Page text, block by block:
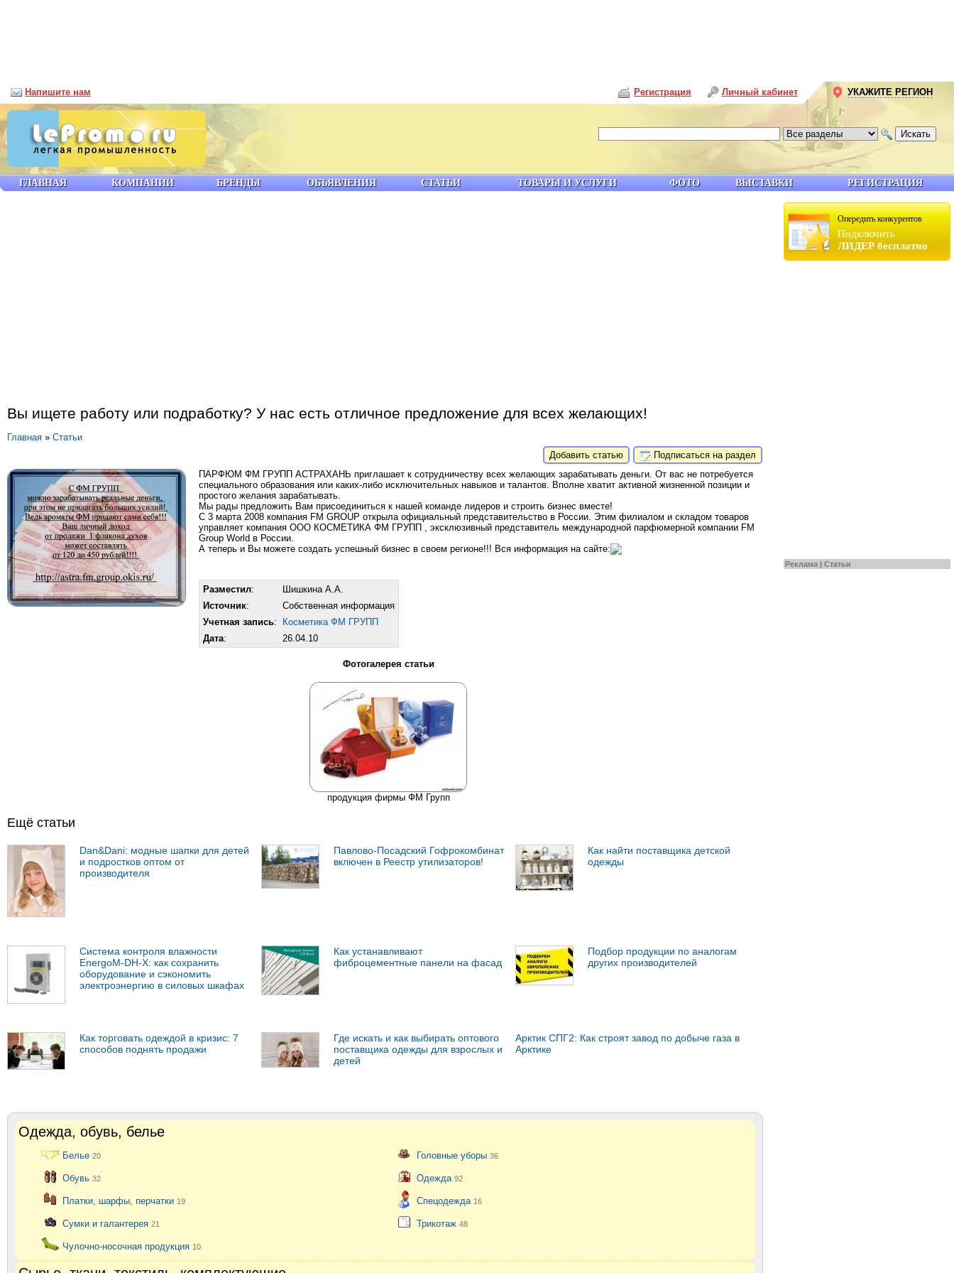
Опередить конкурентов
Подключить
ЛИДЕР бесплатно
Реклама | Статьи
Вы ищете работу или подработку? У нас есть отличное предложение для всех желающих!
Главная » Статьи
Добавить статью
Подписаться на раздел
ПАРФЮМ ФМ ГРУПП АСТРАХАНЬ приглашает к сотрудничеству всех желающих зарабатывать деньги. От вас не потребуется
специального образования или каких-либо исключительных навыков и талантов. Вполне хватит активной жизненной позиции и
простого желания зарабатывать.
Мы рады предложить Вам присоединиться к нашей команде лидеров и строить бизнес вместе!
С 3 марта 2008 компания FM GROUP открыла официальный представительство в России. Этим филиалом и складом товаров
управляет компания ООО КОСМЕТИКА ФМ ГРУПП , эксклюзивный представитель международной парфюмерной компании FM
Group World в России.
А теперь и Вы можете создать успешный бизнес в своем регионе!!! Вся информация на сайте:
Разместил:
Шишкина А.А.
Источник:
Собственная информация
Учетная запись:
Косметика ФМ ГРУПП
Дата: 26.04.10
Фотогалерея статьи
продукция фирмы ФМ Групп
Ещё статьи
Dan&Dani: модные шапки для детей
и подростков оптом от
производителя
Павлово-Посадский Гофрокомбинат
включен в Реестр утилизаторов!
Как найти поставщика детской
одежды
Система контроля влажности
EnergoM-DH-X: как сохранить
оборудование и сэкономить
электроэнергию в силовых шкафах
Как устанавливают
фиброцементные панели на фасад
Подбор продукции по аналогам
других производителей
Как торговать одеждой в кризис: 7
способов поднять продажи
Где искать и как выбирать оптового
поставщика одежды для взрослых и
детей
Арктик СПГ2: Как строят завод по добыче газа в
Арктике
Одежда, обувь, белье
Белье 20 Головные уборы 36
Обувь 32 Одежда 92
Платки, шарфы, перчатки 19 Спецодежда 16
Сумки и галантерея 21 Трикотаж 48
Чулочно-носочная продукция 10
ГЛАВНАЯ КОМПАНИИ БРЕНДЫ ОБЪЯВЛЕНИЯ СТАТЬИ ТОВАРЫ И УСЛУГИ ФОТО ВЫСТАВКИ РЕГИСТРАЦИЯ
Напишите нам Личный кабинет
Регистрация УКАЖИТЕ РЕГИОН